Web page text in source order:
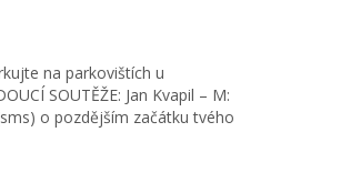
na parkovištích u
SOUTĚŽE: Jan Kvapil – M:
o pozdějším začátku tvého